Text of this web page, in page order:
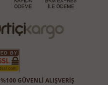
%100 GÜVENLİ ALIŞVERİŞ